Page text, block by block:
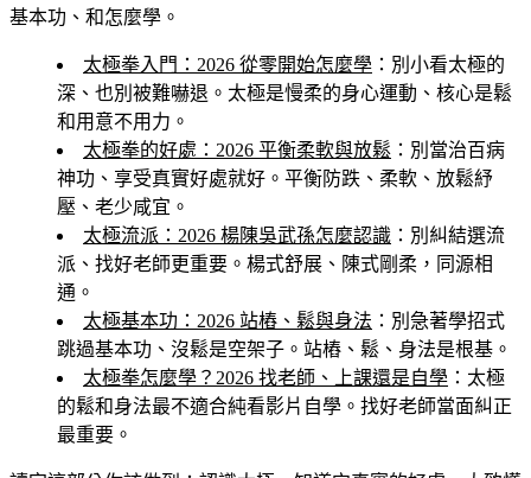
基本功、和怎麼學。
太極拳入門：2026 從零開始怎麼學 ：別小看太極的
深、也別被難嚇退。太極是慢柔的身心運動、核心是鬆
和用意不用力。
太極拳的好處：2026 平衡柔軟與放鬆 ：別當治百病
神功、享受真實好處就好。平衡防跌、柔軟、放鬆紓
壓、老少咸宜。
太極流派：2026 楊陳吳武孫怎麼認識 ：別糾結選流
派、找好老師更重要。楊式舒展、陳式剛柔，同源相
通。
太極基本功：2026 站樁、鬆與身法 ：別急著學招式
跳過基本功、沒鬆是空架子。站樁、鬆、身法是根基。
太極拳怎麼學？2026 找老師、上課還是自學 ：太極
的鬆和身法最不適合純看影片自學。找好老師當面糾正
最重要。